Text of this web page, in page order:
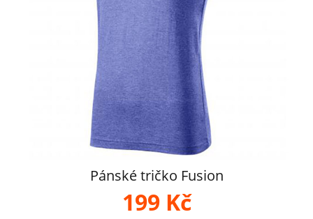
Pánské tričko Fusion
199 Kč